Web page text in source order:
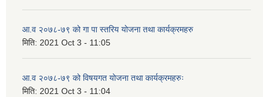
आ.व २०७८-७९ को गा पा स्तरिय योजना तथा कार्यक्रमहरु
मिति: 2021 Oct 3 - 11:05
आ.व २०७८-७९ को विषयगत योजना तथा कार्यक्रमहरुः
मिति: 2021 Oct 3 - 11:04